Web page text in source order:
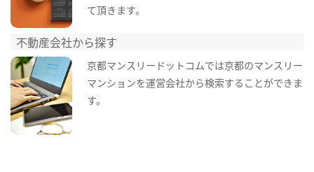
て頂きます。
不動産会社から探す
京都マンスリードットコムでは京都のマンスリー
マンションを運営会社から検索することができま
す。